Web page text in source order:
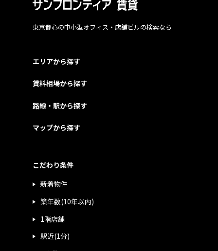
東京都心の中小型オフィス・店舗ビルの検索なら
エリアから探す
賃料相場から探す
路線・駅から探す
マップから探す
こだわり条件
新着物件
築年数(10年以内)
1階店舗
駅近(1分)